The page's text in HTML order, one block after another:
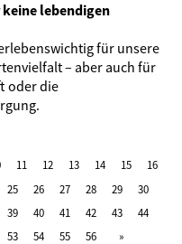
keine lebendigen
für unsere
– aber auch für
oder die
11 12 13 14 15
16
25 26 27 28 29
30
39 40 41 42 43
44
53 54 55 56